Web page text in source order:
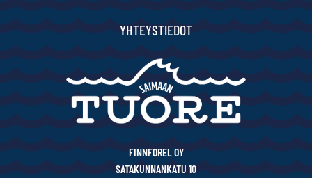
YHTEYSTIEDOT
FINNFOREL OY
SATAKUNNANKATU 10